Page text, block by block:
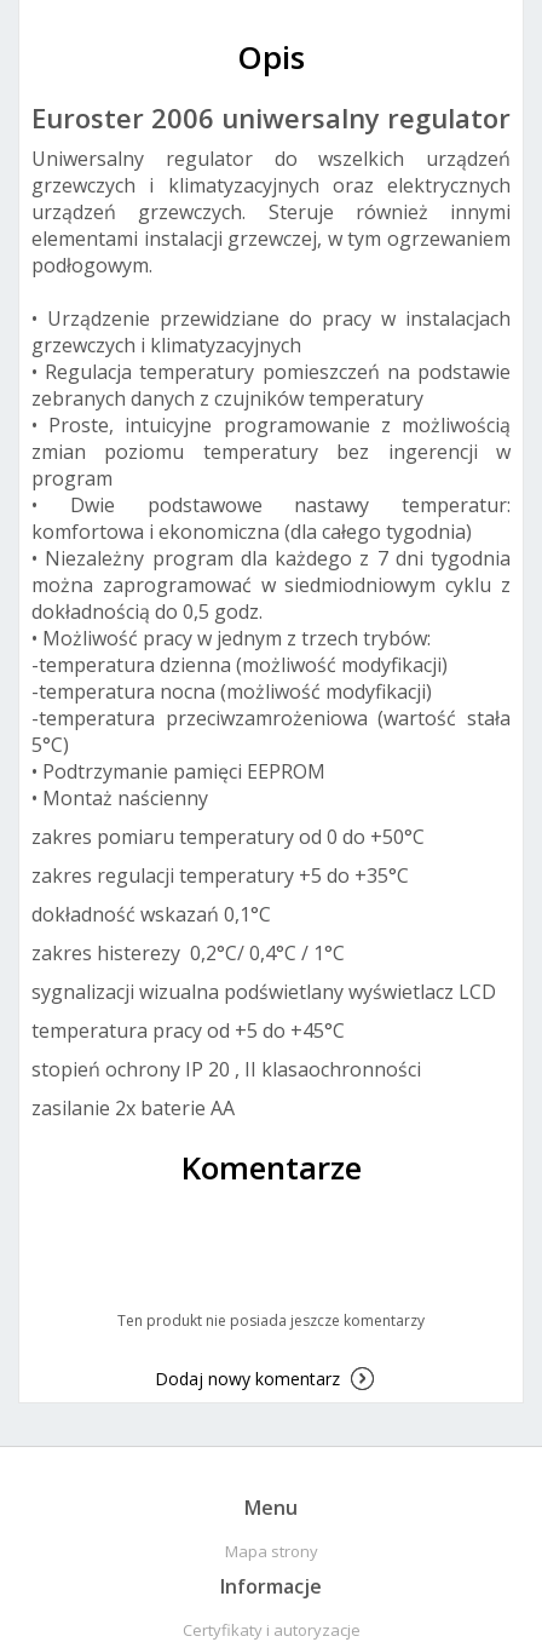
Opis
Euroster 2006 uniwersalny regulator
Uniwersalny regulator do wszelkich urządzeń
grzewczych i klimatyzacyjnych oraz elektrycznych
urządzeń grzewczych. Steruje również innymi
elementami instalacji grzewczej, w tym ogrzewaniem
podłogowym.
• Urządzenie przewidziane do pracy w instalacjach
grzewczych i klimatyzacyjnych
• Regulacja temperatury pomieszczeń na podstawie
zebranych danych z czujników temperatury
• Proste, intuicyjne programowanie z możliwością
zmian poziomu temperatury bez ingerencji w
program
• Dwie podstawowe nastawy temperatur:
komfortowa i ekonomiczna (dla całego tygodnia)
• Niezależny program dla każdego z 7 dni tygodnia
można zaprogramować w siedmiodniowym cyklu z
dokładnością do 0,5 godz.
• Możliwość pracy w jednym z trzech trybów:
-temperatura dzienna (możliwość modyfikacji)
-temperatura nocna (możliwość modyfikacji)
-temperatura przeciwzamrożeniowa (wartość stała
5°C)
• Podtrzymanie pamięci EEPROM
• Montaż naścienny
zakres pomiaru temperatury od 0 do +50°C
zakres regulacji temperatury +5 do +35°C
dokładność wskazań 0,1°C
zakres histerezy 0,2°C/ 0,4°C / 1°C
sygnalizacji wizualna podświetlany wyświetlacz LCD
temperatura pracy od +5 do +45°C
stopień ochrony IP 20 , II klasaochronności
zasilanie 2x baterie AA
Komentarze
Ten produkt nie posiada jeszcze komentarzy
Dodaj nowy komentarz
Menu
Mapa strony
Informacje
Certyfikaty i autoryzacje